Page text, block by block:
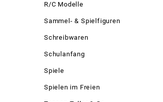
R/C Modelle
Sammel- & Spielfiguren
Schreibwaren
Schulanfang
Spiele
Spielen im Freien